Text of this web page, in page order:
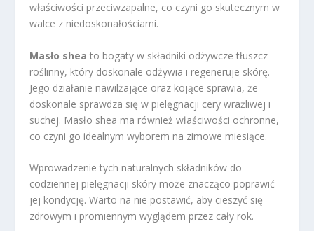
właściwości przeciwzapalne, co czyni go skutecznym w
walce z niedoskonałościami.
Masło shea to bogaty w składniki odżywcze tłuszcz
roślinny, który doskonale odżywia i regeneruje skórę.
Jego działanie nawilżające oraz kojące sprawia, że
doskonale sprawdza się w pielęgnacji cery wrażliwej i
suchej. Masło shea ma również właściwości ochronne,
co czyni go idealnym wyborem na zimowe miesiące.
Wprowadzenie tych naturalnych składników do
codziennej pielęgnacji skóry może znacząco poprawić
jej kondycję. Warto na nie postawić, aby cieszyć się
zdrowym i promiennym wyglądem przez cały rok.